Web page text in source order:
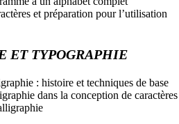
et préparation pour l’utilisation
ET TYPOGRAPHIE
: histoire et techniques de base
dans la conception de caractères